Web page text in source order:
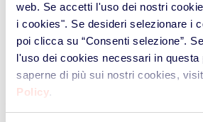
web. Se accetti l'uso dei nostri
i cookies". Se desideri selezionare i
poi clicca su “Consenti selezione”.
l'uso dei cookies necessari in questa
saperne di più sui nostri cookies,
Policy.
Attualmente sono stati
vigente Direttiva Europea
recepita in Italia con il
presente nelPacchetto
Circolare